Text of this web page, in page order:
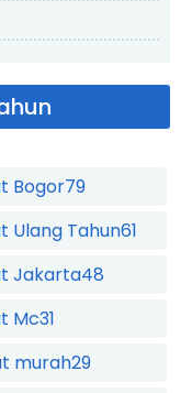
Bogor79
Ulang Tahun61
Jakarta48
Mc31
murah29